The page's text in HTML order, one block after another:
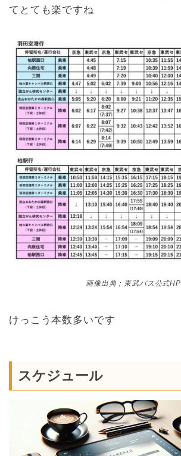
てとても楽ですね
画像出典；東武バス公式HP
けっこう本数多いです
スケジュール